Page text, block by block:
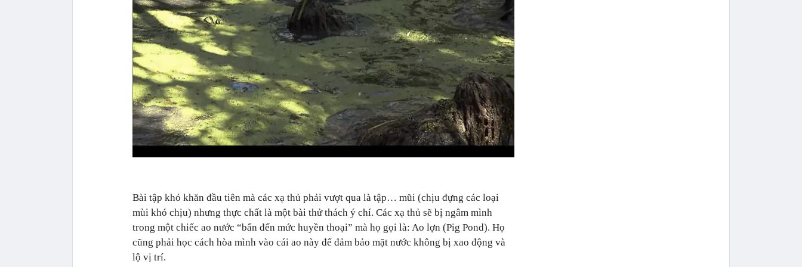
Bài tập khó khăn đầu tiên mà các xạ thủ phải vượt qua là tập… mũi (chịu đựng các loại
mùi khó chịu) nhưng thực chất là một bài thử thách ý chí. Các xạ thủ sẽ bị ngâm mình
trong một chiếc ao nước “bẩn đến mức huyền thoại” mà họ gọi là: Ao lợn (Pig Pond). Họ
cũng phải học cách hòa mình vào cái ao này để đảm bảo mặt nước không bị xao động và
lộ vị trí.